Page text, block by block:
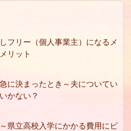
フリー（個人事業主）になるメ
リット
に決まったとき～夫についてい
かない？
県立高校入学にかかる費用にビ